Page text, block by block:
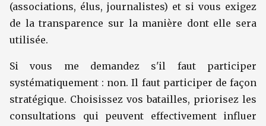
(associations, élus, journalistes) et si vous exigez
de la transparence sur la manière dont elle sera
utilisée.
Si vous me demandez s'il faut participer
systématiquement : non. Il faut participer de façon
stratégique. Choisissez vos batailles, priorisez les
consultations qui peuvent effectivement influer